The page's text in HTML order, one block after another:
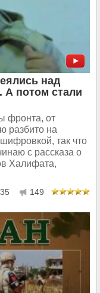
над
А потом стали
фронта, от
разбито на
так что
с рассказа о
Халифата,
149